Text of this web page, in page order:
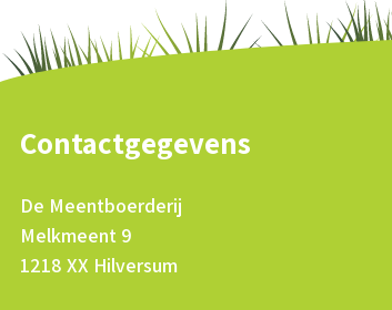
Contactgegevens
De Meentboerderij
Melkmeent 9
1218 XX Hilversum